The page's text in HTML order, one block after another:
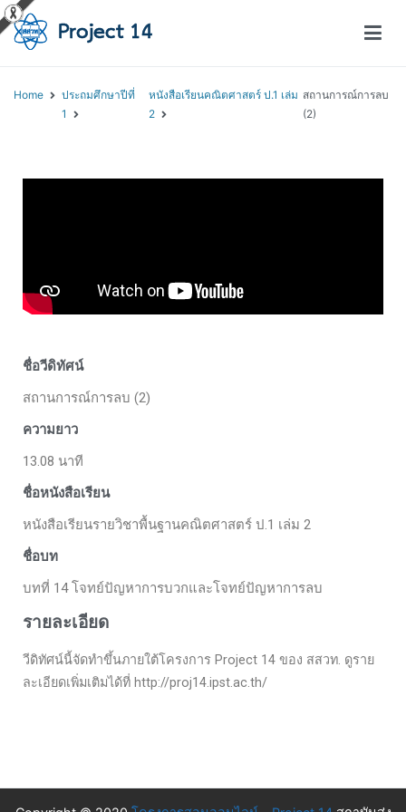
Home
ประถมศึกษาปีที่
1
หนังสือเรียนคณิตศาสตร์ ป.1 เล่ม
2
สถานการณ์การลบ
(2)
ชื่อวีดิทัศน์
สถานการณ์การลบ (2)
ความยาว
13.08 นาที
ชื่อหนังสือเรียน
หนังสือเรียนรายวิชาพื้นฐานคณิตศาสตร์ ป.1 เล่ม 2
ชื่อบท
บทที่ 14 โจทย์ปัญหาการบวกและโจทย์ปัญหาการลบ
รายละเอียด
วีดิทัศน์นี้จัดทำขึ้นภายใต้โครงการ Project 14 ของ สสวท. ดูราย
ละเอียดเพิ่มเติมได้ที่ http://proj14.ipst.ac.th/